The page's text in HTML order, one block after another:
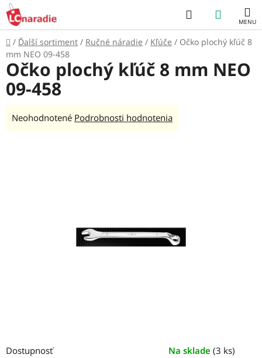
Prejsť
na
obsah
Hľadať
KOŠÍK
Domov
/ Ďalší sortiment / Ručné náradie / Kľúče / Očko plochý kľúč 8
mm NEO 09-458
Dostupnosť Na sklade (3 ks)
Očko plochý kľúč 8 mm NEO
09-458
Priemerné
Neohodnotené Podrobnosti hodnotenia